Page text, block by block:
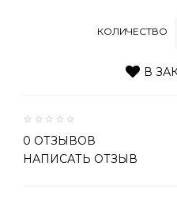
КОЛИЧЕСТВО
В
0 ОТЗЫВОВ
НАПИСАТЬ ОТЗЫВ